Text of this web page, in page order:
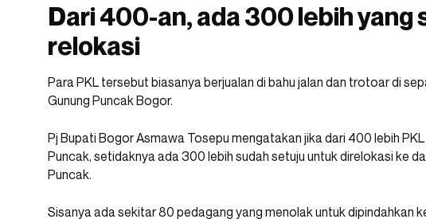
Dari 400-an, ada 300 lebih yang
relokasi
Para PKL tersebut biasanya berjualan di bahu jalan dan trotoar di
Gunung Puncak Bogor.
Pj Bupati Bogor Asmawa Tosepu mengatakan jika dari 400 lebih
Puncak, setidaknya ada 300 lebih sudah setuju untuk direlokasi ke
Puncak.
Sisanya ada sekitar 80 pedagang yang menolak untuk dipindahkan